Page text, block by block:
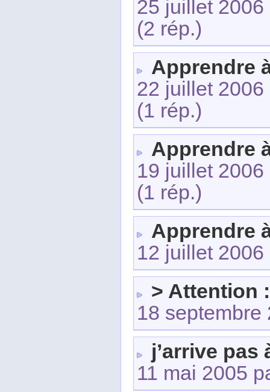
25 juillet
(2 rép.)
Apprendre
22 juillet
(1 rép.)
Apprendre
19 juillet
(1 rép.)
Apprendre
12 juillet
> Attention
18
j’arrive
11 mai 2005